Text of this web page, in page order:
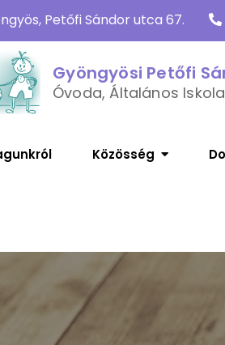
Petőfi Sándor utca 67.
Gyöngyösi Petőfi
Óvoda, Általános
Közösség